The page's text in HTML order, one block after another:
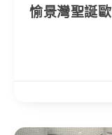
愉景灣聖誕